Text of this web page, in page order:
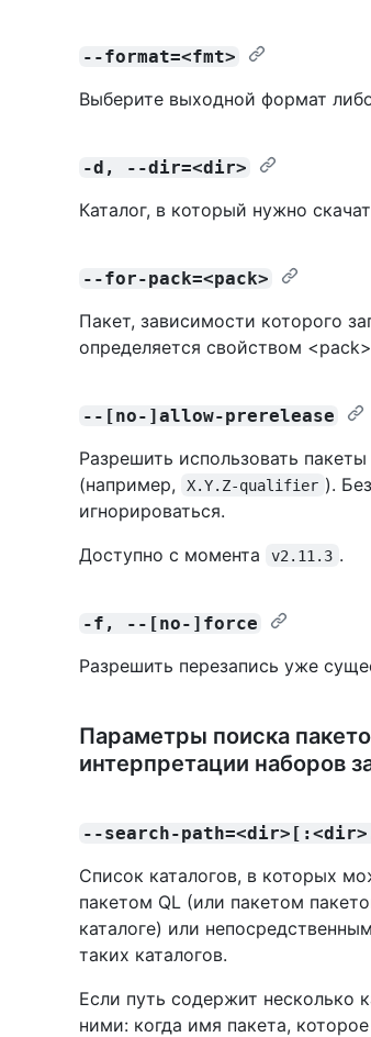
--format=<fmt>
Выберите выходной формат
-d, --dir=<dir>
Каталог, в который нужно
--for-pack=<pack>
Пакет, зависимости которого
определяется свойством
--[no-]allow-prerelease
Разрешить использовать
(например,
X.Y.Z-qualifier ).
игнорироваться.
Доступно с момента
v2.11.3 .
-f, --[no-]force
Разрешить перезапись уже
Параметры поиска
интерпретации наборов
--search-
Список каталогов, в которых
пакетом QL (или пакетом
каталоге) или
таких каталогов.
Если путь содержит несколько
ними: когда имя пакета,